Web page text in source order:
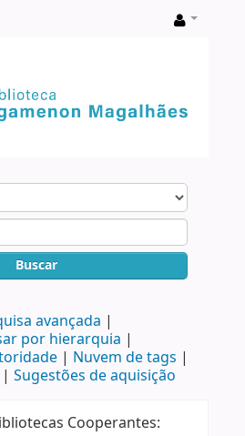
Buscar
avançada
por hierarquia
Nuvem de tags
Sugestões de aquisição
Cooperantes: